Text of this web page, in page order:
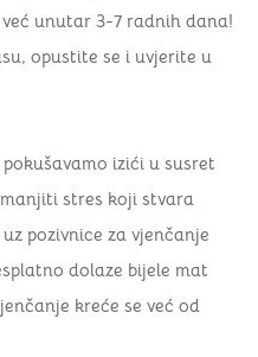
unutar 3-7 radnih dana!
opustite se i uvjerite u
izići u susret
stres koji stvara
pozivnice za vjenčanje
dolaze bijele mat
kreće se već od